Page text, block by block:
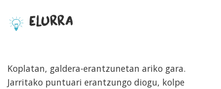
Elurra
Koplatan, galdera-erantzunetan ariko gara.
Jarritako puntuari erantzungo diogu, kolpe